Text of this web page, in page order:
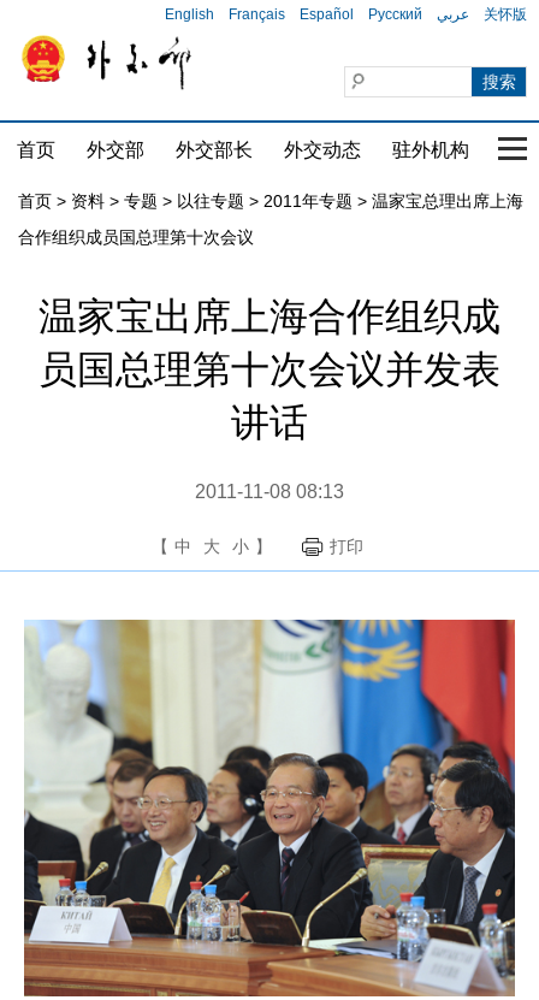
English Français Español Русский عربي 关怀版
首页 外交部 外交部长 外交动态 驻外机构 国
首页 > 资料 > 专题 > 以往专题 > 2011年专题 > 温家宝总理出席上海
合作组织成员国总理第十次会议
温家宝出席上海合作组织成
员国总理第十次会议并发表
讲话
2011-11-08 08:13
【 中 大 小 】 打印